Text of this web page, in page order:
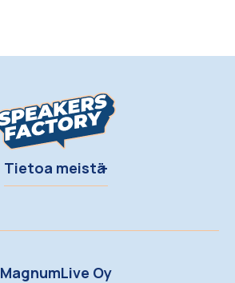
Tietoa meistä
MagnumLive Oy